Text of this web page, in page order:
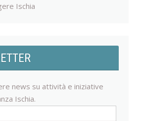
Ischia
news su attività e iniziative
Ischia.